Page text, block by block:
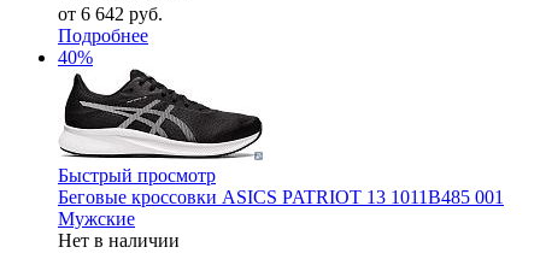
от 6 642 руб.
Подробнее
40%
Быстрый просмотр
Беговые кроссовки ASICS PATRIOT 13 1011B485 001
Мужские
Нет в наличии